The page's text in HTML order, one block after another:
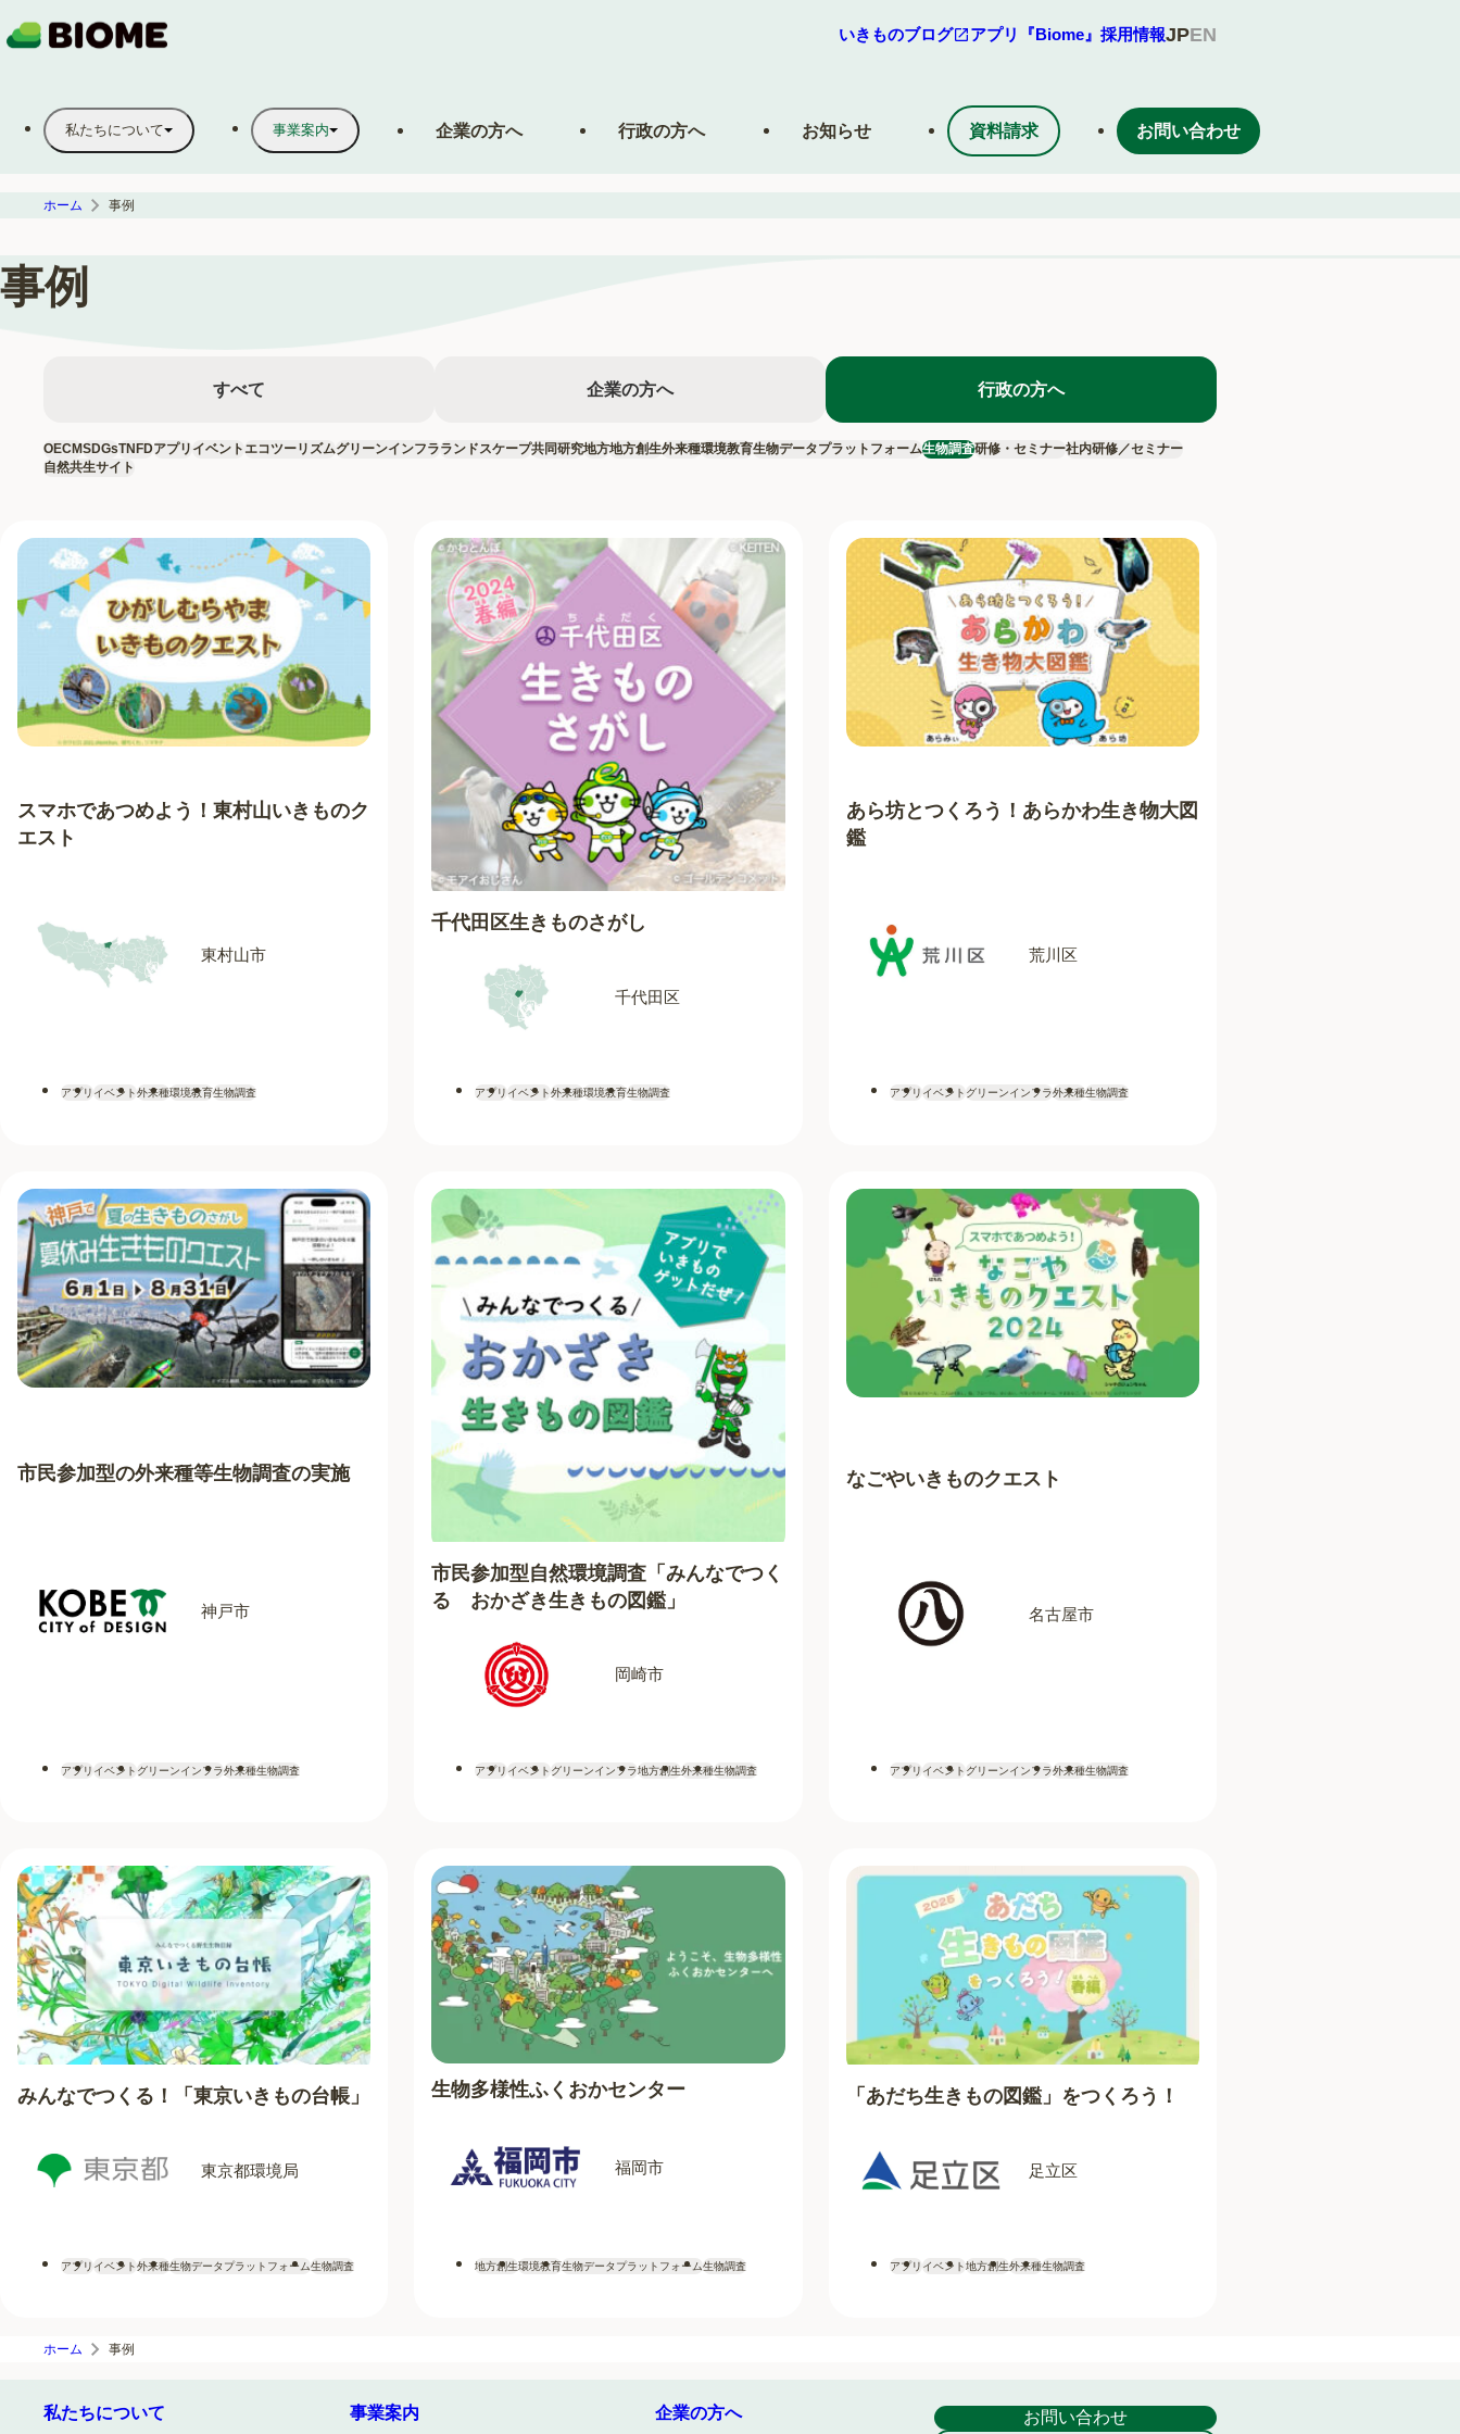
いきものブログ アプリ『Biome』 採用情報JPEN
私たちについて 事業案内 企業の方へ 行政の方へ お知らせ 資料請求 お問い合わせ
ホーム 事例
事例
すべて 企業の方へ 行政の方へ
OECMSDGsTNFDアプリイベントエコツーリズムグリーンインフラランドスケープ共同研究地方地方創生外来種環境教育生物データプラットフォーム生物調査研修・セミナー社内研修／セミナー
自然共生サイト
スマホであつめよう！東村山いきものク
エスト
東村山市
アプリ イベント外来種環境教育生物調査
千代田区生きものさがし
千代田区
アプリ イベント外来種環境教育生物調査
あら坊とつくろう！あらかわ生き物大図
鑑
荒川区
アプリ イベント グリーンインフラ外来種生物調査
市民参加型の外来種等生物調査の実施
神戸市
アプリ イベント グリーンインフラ外来種生物調査
市民参加型自然環境調査「みんなでつく
る おかざき生きもの図鑑」
岡崎市
アプリ イベント グリーンインフラ地方創生外来種生物調査
なごやいきものクエスト
名古屋市
アプリ イベント グリーンインフラ外来種生物調査
みんなでつくる！「東京いきもの台帳」
東京都環境局
アプリ イベント外来種生物データプラットフォーム生物調査
生物多様性ふくおかセンター
福岡市
地方創生環境教育生物データプラットフォーム生物調査
「あだち生きもの図鑑」をつくろう！
足立区
アプリ イベント地方創生外来種生物調査
ホーム 事例
私たちについて 事業案内 企業の方へ
お問い合わせ